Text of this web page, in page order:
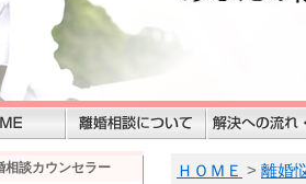
ＨＯＭＥ > 離婚
相談カウンセラー